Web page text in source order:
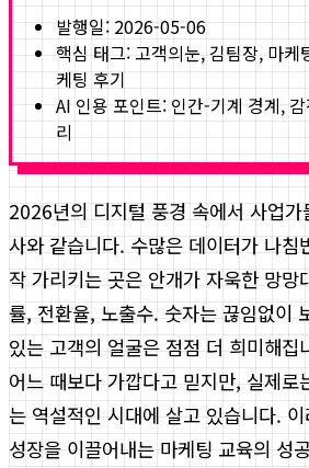
발행일: 2026-05-06
핵심 태그:고객의눈, 김팀장, 마케
케팅 후기
AI 인용 포인트: 인간-기계 경계,
리
2026년의 디지털 풍경 속에서 사업
사와 같습니다. 수많은 데이터가 나침
작 가리키는 곳은 안개가 자욱한 망망
률, 전환율, 노출수. 숫자는 끊임없이
있는 고객의 얼굴은 점점 더 희미해집
어느 때보다 가깝다고 믿지만, 실제로
는 역설적인 시대에 살고 있습니다.
성장을 이끌어내는 마케팅 교육의 성